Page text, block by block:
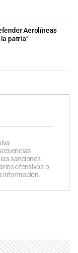
Aerolíneas
patria"
sanciones
ofensivos o
información.